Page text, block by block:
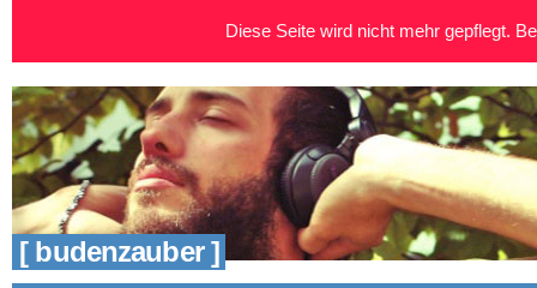
[ budenzauber ]
Diese Seite wird nicht mehr gepflegt.